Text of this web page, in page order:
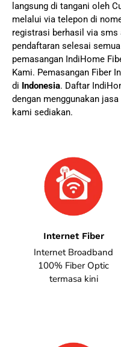
langsung di tangani oleh
melalui via telepon di
registrasi berhasil via
pendaftaran selesai
pemasangan IndiHome
Kami. Pemasangan Fiber
di Indonesia. Daftar
dengan menggunakan
kami sediakan.
Internet Fiber
Internet Broadband
100% Fiber Optic
termasa kini